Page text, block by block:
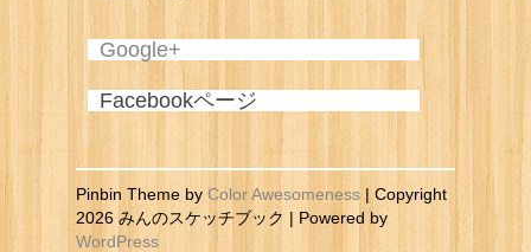
Google+
Facebookページ
Pinbin Theme by Color Awesomeness| Copyright
2026 みんのスケッチブック | Powered by
WordPress